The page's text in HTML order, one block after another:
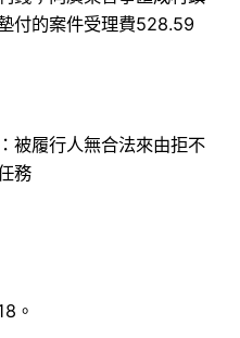
付的案件受理費528.59
被履行人無合法來由拒不
務
。